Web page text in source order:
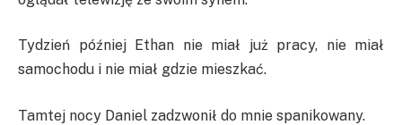
Tydzień później Ethan nie miał już pracy, nie miał
samochodu i nie miał gdzie mieszkać.
Tamtej nocy Daniel zadzwonił do mnie spanikowany.